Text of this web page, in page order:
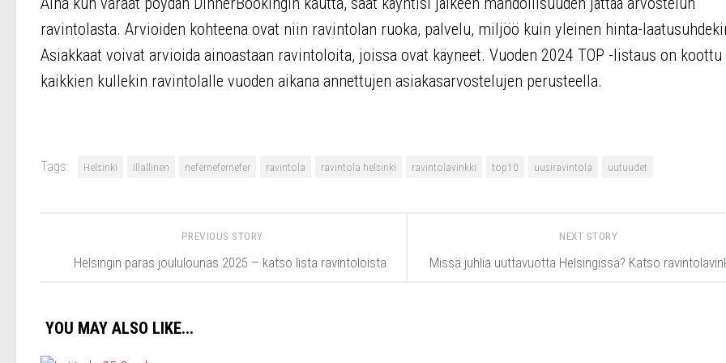
ravintolasta. Arvioiden kohteena ovat niin ravintolan ruoka, palvelu, miljöö kuin yleinen hinta-
Asiakkaat voivat arvioida ainoastaan ravintoloita, joissa ovat käyneet. Vuoden 2024 TOP -listaus on koottu
kaikkien kullekin ravintolalle vuoden aikana annettujen asiakasarvostelujen perusteella.
Tags: Helsinki illallinen nefernefernefer ravintola ravintola helsinki ravintolavinkki top10 uusiravintola uutuudet
NEXT STORY
Missä juhlia uuttavuotta Helsingissä? Katso
PREVIOUS STORY
Helsingin paras joululounas 2025 – katso lista ravintoloista
YOU MAY ALSO LIKE...